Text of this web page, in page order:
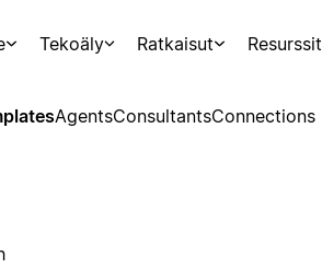
Tekoäly Ratkaisut Resurssit
AgentsConsultantsConnections